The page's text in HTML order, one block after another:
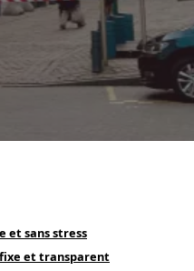
et sans stress
et transparent